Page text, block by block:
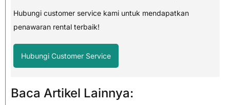
Hubungi customer service kami untuk mendapatkan
penawaran rental terbaik!
Hubungi Customer Service
Baca Artikel Lainnya: